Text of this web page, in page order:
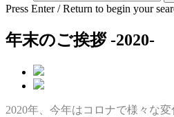
Press Enter / Return to begin your
年末のご挨拶 -2020-
2020年、今年はコロナで様々な変